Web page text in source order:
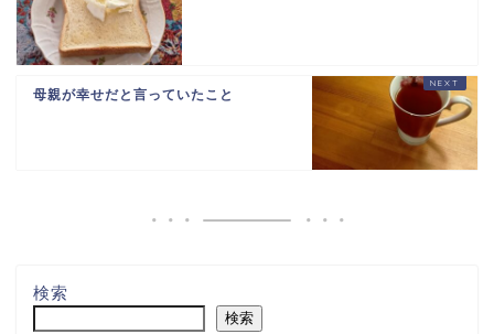
母親が幸せだと言っていたこと
検索
検索